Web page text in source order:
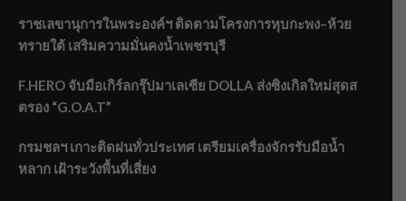
ราชเลขานุการในพระองค์ฯ ติดตามโครงการหุบกะพง–ห้วย
ทรายใต้ เสริมความมั่นคงน้ำเพชรบุรี
F.HERO จับมือเกิร์ลกรุ๊ปมาเลเซีย DOLLA ส่งซิงเกิลใหม่สุดส
ตรอง “G.O.A.T”
กรมชลฯ เกาะติดฝนทั่วประเทศ เตรียมเครื่องจักรรับมือน้ำ
หลาก เฝ้าระวังพื้นที่เสี่ยง